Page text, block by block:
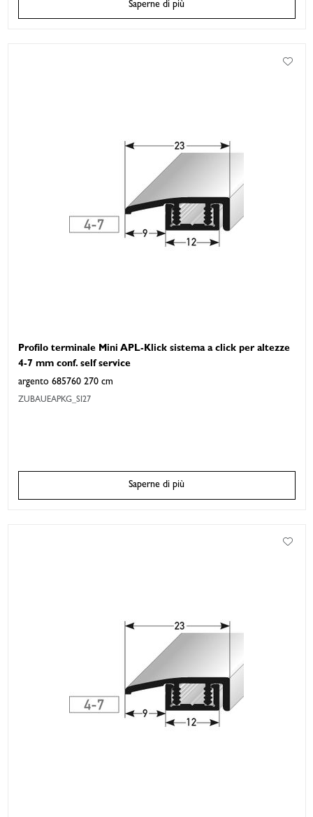
Saperne di più
Profilo terminale Mini APL-Klick sistema a click per altezze
4-7 mm conf. self service
argento 685760 270 cm
ZUBAUEAPKG_SI27
Saperne di più